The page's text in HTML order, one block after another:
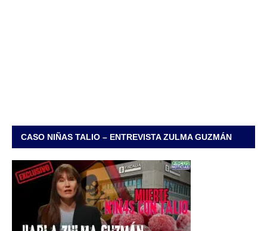
CASO NIÑAS TALIO – ENTREVISTA ZULMA GUZMÁN